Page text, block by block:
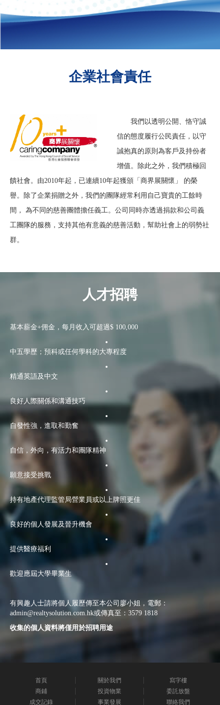
企業社會責任
我們以透明公開、恪守誠
信的態度履行公民責任，以守
誠抱真的原則為客戶及持份者
增值。除此之外，我們積極回
饋社會。由2010年起，已連續10年起獲頒「商界展關懷」 的榮
譽。除了企業捐贈之外，我們的團隊經常利用自己寶貴的工餘時
間， 為不同的慈善團體擔任義工。公司同時亦透過捐款和公司義
工團隊的服務，支持其他有意義的慈善活動，幫助社會上的弱勢社
群。
人才招聘
基本薪金+佣金，每月收入可超過$ 100,000
中五學歷；預科或任何學科的大專程度
精通英語及中文
良好人際關係和溝通技巧
自發性強，進取和勤奮
自信，外向，有活力和團隊精神
願意接受挑戰
持有地產代理監管局營業員或以上牌照更佳
良好的個人發展及晉升機會
提供醫療福利
歡迎應屆大學畢業生
有興趣人士請將個人履歷傳至本公司廖小姐，電郵：
admin@realtysolution.com.hk或傳真至：3579 1818
收集的個人資料將僅用於招聘用途
首頁 關於我們
寫字樓
商鋪
投資物業
委託放盤
成交記錄
事業發展 聯絡我們